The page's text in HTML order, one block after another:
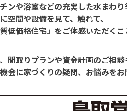
ンや浴室などの充実した水まわり
空間や設備を見て、触れて、
質低価格住宅」をご体感いただくこ
間取りプランや資金計画のご相談
会に家づくりの疑問、お悩みをお